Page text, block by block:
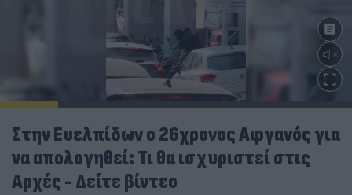
Στην Ευελπίδων ο 26χρονος Αφγανός για
να απολογηθεί: Τι θα ισχυριστεί στις
Αρχές - Δείτε βίντεο